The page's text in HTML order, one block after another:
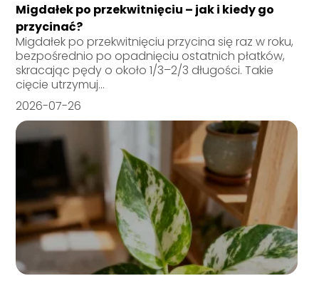
Migdałek po przekwitnięciu – jak i kiedy go
przycinać?
Migdałek po przekwitnięciu przycina się raz w roku,
bezpośrednio po opadnięciu ostatnich płatków,
skracając pędy o około 1/3–2/3 długości. Takie
cięcie utrzymuj...
2026-07-26